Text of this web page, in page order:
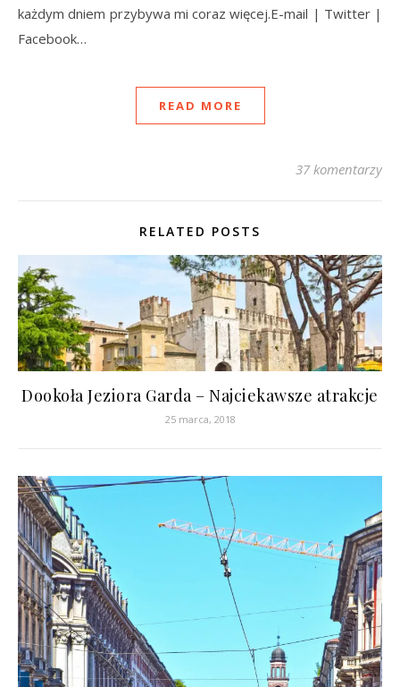
każdym dniem przybywa mi coraz więcej.E-mail | Twitter |
Facebook…
READ MORE
37 komentarzy
RELATED POSTS
Dookoła Jeziora Garda – Najciekawsze atrakcje
25 marca, 2018